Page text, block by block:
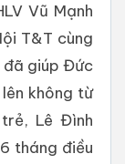
Vũ Mạnh
T&T cùng
đã giúp Đức
không từ
Lê Đình
tháng điều